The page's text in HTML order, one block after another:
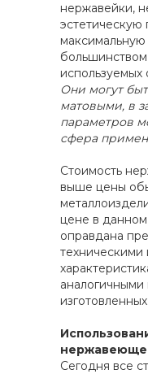
нержавейки,
эстетическую
максимальную
используемых
Они могут
матовыми, в
параметров
сфера
Стоимость
выше цены
цене в
оправдана
техническими
Сегодня все